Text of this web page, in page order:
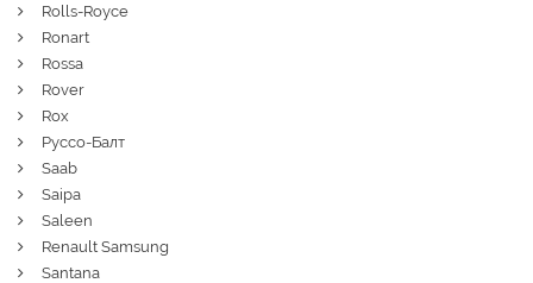
Rolls-Royce
Ronart
Rossa
Rover
Rox
Руссо-Балт
Saab
Saipa
Saleen
Renault Samsung
Santana